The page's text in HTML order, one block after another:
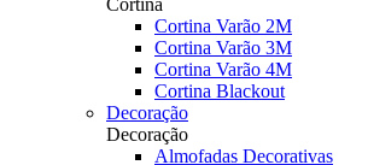
Cortina
Cortina Varão 2M
Cortina Varão 3M
Cortina Varão 4M
Cortina Blackout
Decoração
Decoração
Almofadas Decorativas